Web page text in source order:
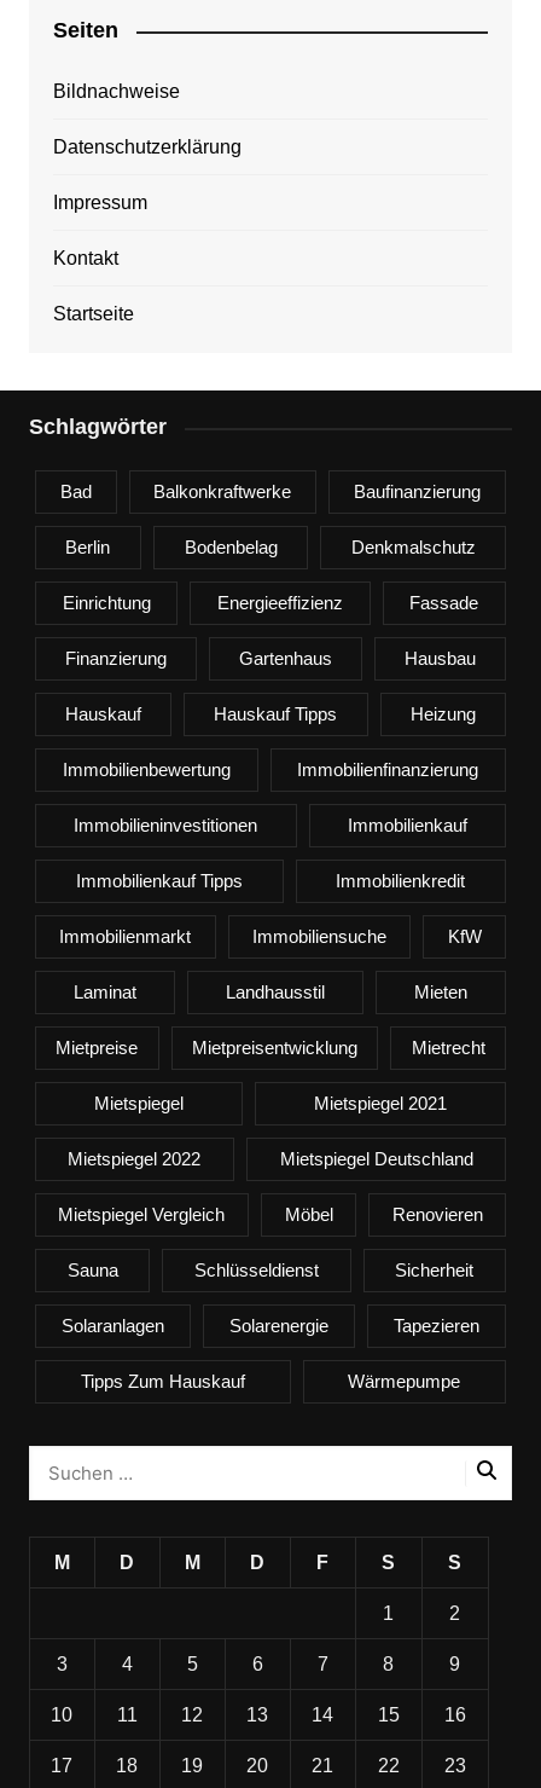
Seiten
Bildnachweise
Datenschutzerklärung
Impressum
Kontakt
Startseite
Schlagwörter
Bad Balkonkraftwerke Baufinanzierung
Berlin Bodenbelag Denkmalschutz
Einrichtung Energieeffizienz Fassade
Finanzierung Gartenhaus Hausbau
Hauskauf Hauskauf Tipps Heizung
Immobilienbewertung Immobilienfinanzierung
Immobilieninvestitionen Immobilienkauf
Immobilienkauf Tipps Immobilienkredit
Immobilienmarkt Immobiliensuche KfW
Laminat Landhausstil Mieten
Mietpreise Mietpreisentwicklung Mietrecht
Mietspiegel Mietspiegel 2021
Mietspiegel 2022 Mietspiegel Deutschland
Mietspiegel Vergleich Möbel Renovieren
Sauna Schlüsseldienst Sicherheit
Solaranlagen Solarenergie Tapezieren
Tipps Zum Hauskauf Wärmepumpe
M D M D F S S
1 2
3 4 5 6 7 8 9
10 11 12 13 14 15 16
17 18 19 20 21 22 23